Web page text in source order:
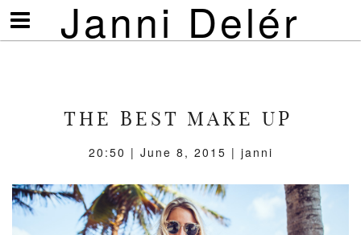
Janni Delér
Visa/göm
meny
THE BEST MAKE UP
20:50 | June 8, 2015 | janni